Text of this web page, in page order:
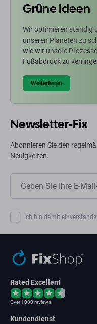
Grüne Ideen
Wir optimieren ständig
unseren Planeten zu
wie wir unsere
Fußabdruck zu
Weiterlesen
Newsletter-Fix
Abonnieren Sie den
Neuigkeiten.
Ich bin damit
Rated Excellent
Over1000reviews
Kundendienst